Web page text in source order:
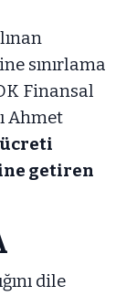
sınırlama
Finansal
Ahmet
ücreti
getiren
dile